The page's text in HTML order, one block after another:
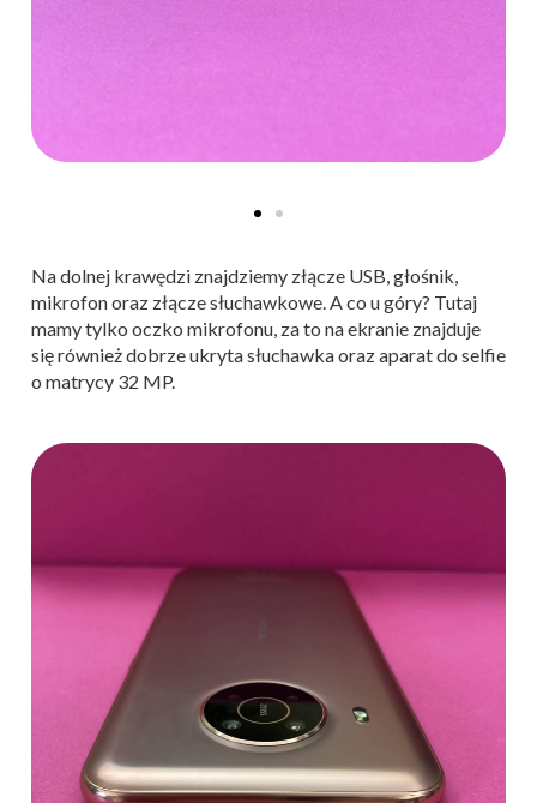
Na dolnej krawędzi znajdziemy złącze USB, głośnik,
mikrofon oraz złącze słuchawkowe. A co u góry? Tutaj
mamy tylko oczko mikrofonu, za to na ekranie znajduje
się również dobrze ukryta słuchawka oraz aparat do selfie
o matrycy 32 MP.